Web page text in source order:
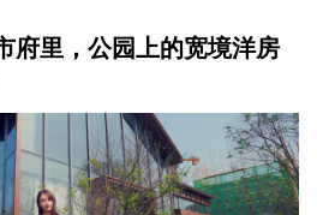
府里，公园上的宽境洋房